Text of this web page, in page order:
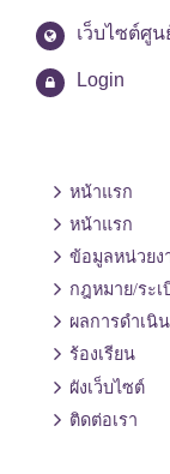
เว็บไซต์ศู
Login
หน้าแรก
หน้าแรก
ข้อมูลหน่วยง
กฎหมาย/ระเ
ผลการดำเนิ
ร้องเรียน
ผังเว็บไซต์
ติดต่อเรา